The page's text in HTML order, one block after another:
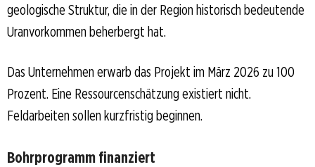
geologische Struktur, die in der Region historisch bedeutende
Uranvorkommen beherbergt hat.
Das Unternehmen erwarb das Projekt im März 2026 zu 100
Prozent. Eine Ressourcenschätzung existiert nicht.
Feldarbeiten sollen kurzfristig beginnen.
Bohrprogramm finanziert